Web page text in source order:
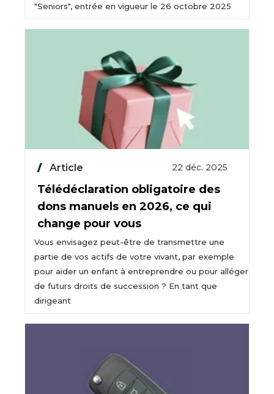
"Seniors", entrée en vigueur le 26 octobre 2025
Article 22 déc. 2025
Télédéclaration obligatoire des
dons manuels en 2026, ce qui
change pour vous
Vous envisagez peut-être de transmettre une
partie de vos actifs de votre vivant, par exemple
pour aider un enfant à entreprendre ou pour alléger
de futurs droits de succession ? En tant que
dirigeant